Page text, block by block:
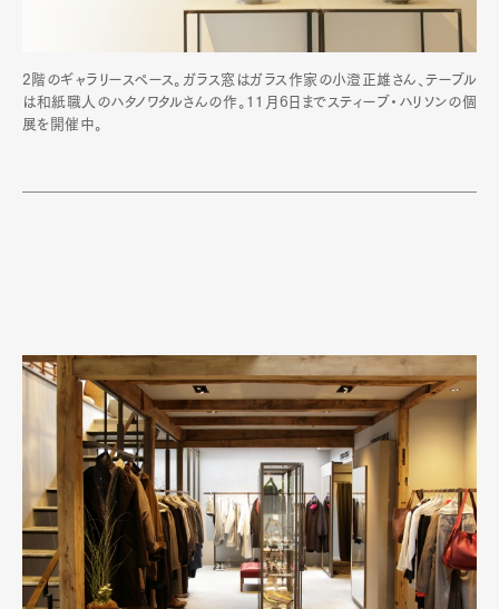
Art&Design
Fashion
Gourmet
Cars
ProductCultureLifestyle
2階のギャラリースペース。ガラス窓はガラス作家の小澄正雄さん、テーブル
は和紙職人のハタノワタルさんの作。11月6日までスティーブ・ハリソンの個
展を開催中。